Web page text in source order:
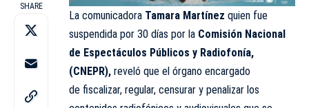
SHARE
La comunicadora Tamara Martínez quien fue
suspendida por 30 días por la Comisión Nacional
de Espectáculos Públicos y Radiofonía,
(CNEPR), reveló que el órgano encargado
de fiscalizar, regular, censurar y penalizar los